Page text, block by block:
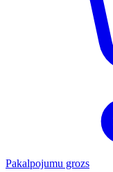
Pakalpojumu grozs